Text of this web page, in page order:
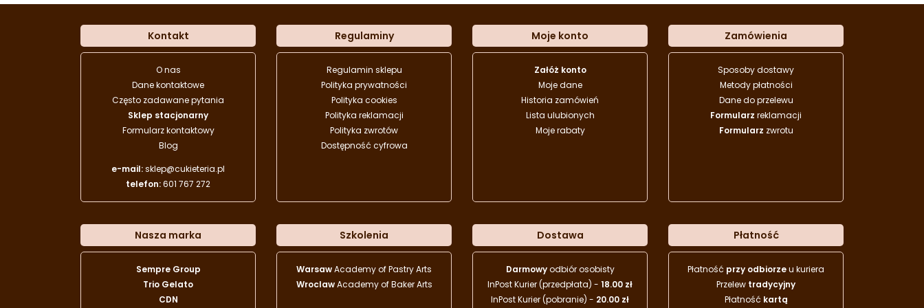
Kontakt
O nas
Dane kontaktowe
Często zadawane pytania
Sklep stacjonarny
Formularz kontaktowy
Blog
e-mail:sklep@cukieteria.pl
telefon:601 767 272
Regulaminy
Regulamin sklepu
Polityka prywatności
Polityka cookies
Polityka reklamacji
Polityka zwrotów
Dostępność cyfrowa
Moje konto
Załóż konto
Moje dane
Historia zamówień
Lista ulubionych
Moje rabaty
Zamówienia
Sposoby dostawy
Metody płatności
Dane do przelewu
Formularz reklamacji
Formularz zwrotu
Nasza marka
Sempre Group
Trio Gelato
CDN
Szkolenia
WarsawAcademy of Pastry Arts
WroclawAcademy of Baker Arts
Dostawa
Darmowyodbiór osobisty
InPost Kurier (przedpłata) - 18.00 zł
InPost Kurier (pobranie) - 20.00 zł
Płatność
Płatność przy odbiorzeu kuriera
Przelew tradycyjny
Płatność kartą